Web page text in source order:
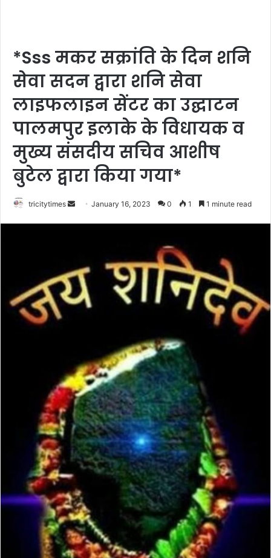
*Sss मकर सक्रांति के दिन शनि
सेवा सदन द्वारा शनि सेवा
लाइफलाइन सेंटर का उद्घाटन
पालमपुर इलाके के विधायक व
मुख्य संसदीय सचिव आशीष
बुटेल द्वारा किया गया*
tricitytimes
SendJanuary 16, 2023 0 1 1 minute read